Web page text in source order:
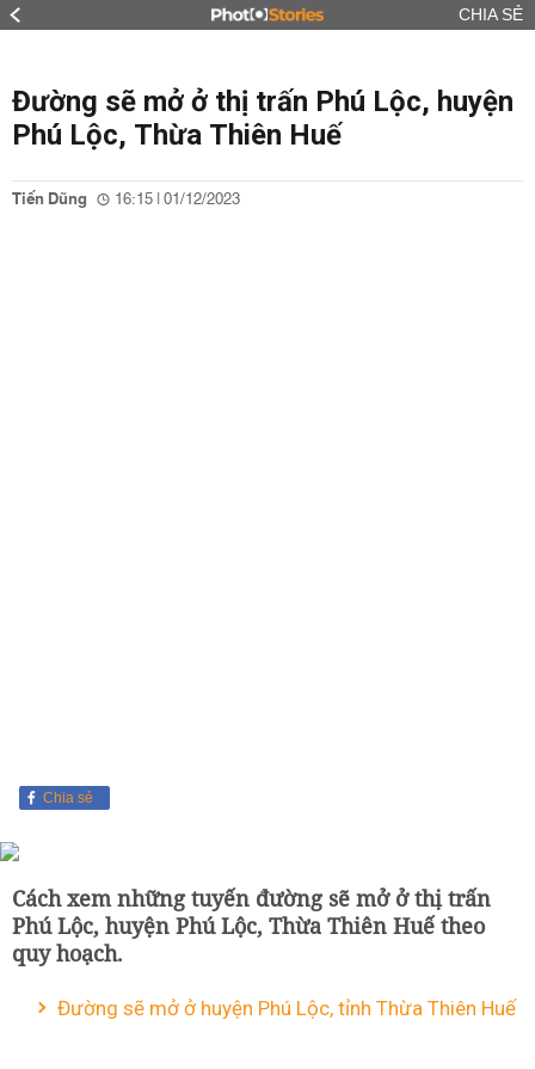
CHIA SẺ
Đường sẽ mở ở thị trấn Phú Lộc, huyện
Phú Lộc, Thừa Thiên Huế
Tiến Dũng 16:15 | 01/12/2023
Chia sẻ
Cách xem những tuyến đường sẽ mở ở thị trấn
Phú Lộc, huyện Phú Lộc, Thừa Thiên Huế theo
quy hoạch.
Đường sẽ mở ở huyện Phú Lộc, tỉnh Thừa Thiên Huế